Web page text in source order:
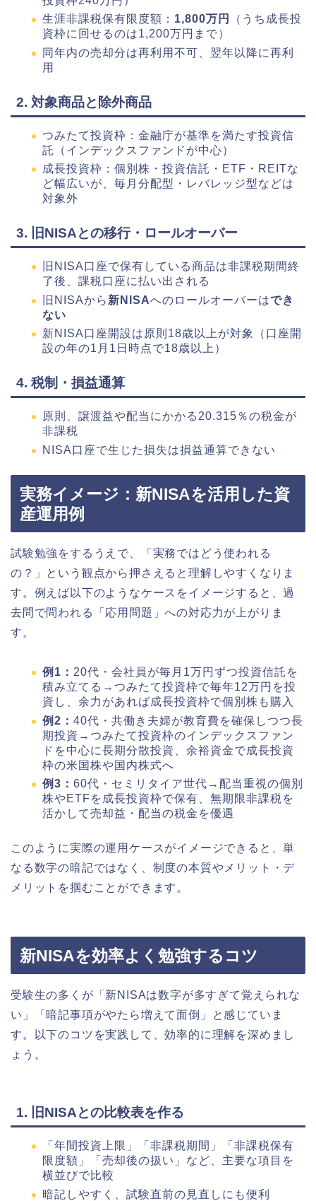
生涯非課税保有限度額： 1,800万円
（うち成長投
資枠に回せるのは1,200万円まで）
同年内の売却分は再利用不可、翌年以降に再利
用
2. 対象商品と除外商品
つみたて投資枠：金融庁が基準を満たす投資信
託（インデックスファンドが中心）
成長投資枠：個別株・投資信託・ETF・REITな
ど幅広いが、毎月分配型・レバレッジ型などは
対象外
3. 旧NISAとの移行・ロールオーバー
旧NISA口座で保有している商品は非課税期間終
了後、課税口座に払い出される
旧NISAから 新NISAへのロールオーバーはでき
ない
新NISA口座開設は原則18歳以上が対象（口座開
設の年の1月1日時点で18歳以上）
4. 税制・損益通算
原則、譲渡益や配当にかかる20.315％の税金が
非課税
NISA口座で生じた損失は損益通算できない
実務イメージ：新NISAを活用した資
産運用例
試験勉強をするうえで、「実務ではどう使われる
の？」という観点から押さえると理解しやすくなりま
す。例えば以下のようなケースをイメージすると、過
去問で問われる「応用問題」への対応力が上がりま
す。
例1： 20代・会社員が毎月1万円ずつ投資信託を
積み立てる→つみたて投資枠で毎年12万円を投
資し、余力があれば成長投資枠で個別株も購入
例2： 40代・共働き夫婦が教育費を確保しつつ長
期投資→つみたて投資枠のインデックスファン
ドを中心に長期分散投資、余裕資金で成長投資
枠の米国株や国内株式へ
例3： 60代・セミリタイア世代→配当重視の個別
株やETFを成長投資枠で保有、無期限非課税を
活かして売却益・配当の税金を優遇
このように実際の運用ケースがイメージできると、単
なる数字の暗記ではなく、制度の本質やメリット・デ
メリットを掴むことができます。
新NISAを効率よく勉強するコツ
受験生の多くが「新NISAは数字が多すぎて覚えられな
い」「暗記事項がやたら増えて面倒」と感じていま
す。以下のコツを実践して、効率的に理解を深めまし
ょう。
1. 旧NISAとの比較表を作る
「年間投資上限」「非課税期間」「非課税保有
限度額」「売却後の扱い」など、主要な項目を
横並びで比較
暗記しやすく、試験直前の見直しにも便利